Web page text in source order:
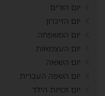
יום הורים
יום הזיכרון
יום המשפחה
יום העצמאות
יום השואה
יום השפה העברית
יום זכויות הילד